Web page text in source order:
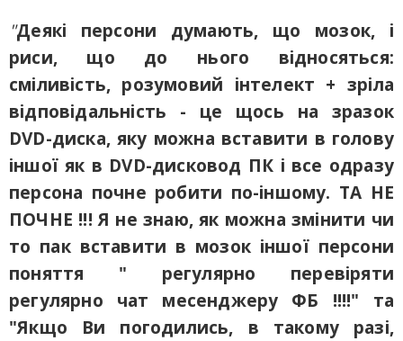
"Деякі персони думають, що мозок, і
риси, що до нього відносяться:
сміливість, розумовий інтелект + зріла
відповідальність - це щось на зразок
DVD-диска, яку можна вставити в голову
іншої як в DVD-дисковод ПК і все одразу
персона почне робити по-іншому. ТА НЕ
ПОЧНЕ !!! Я не знаю, як можна змінити чи
то пак вставити в мозок іншої персони
поняття " регулярно перевіряти
регулярно чат месенджеру ФБ !!!!" та
"Якщо Ви погодились, в такому разі,